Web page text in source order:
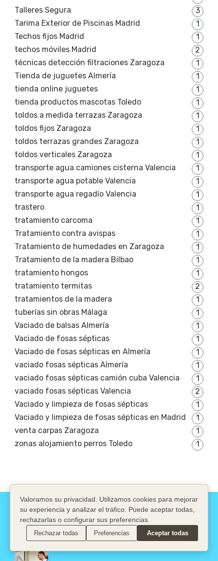
Talleres Segura
3
Tarima Exterior de Piscinas Madrid
1
Techos fijos Madrid
1
techos móviles Madrid
2
técnicas detección filtraciones Zaragoza
1
Tienda de juguetes Almería
1
tienda online juguetes
1
tienda productos mascotas Toledo
1
toldos a medida terrazas Zaragoza
1
toldos fijos Zaragoza
1
toldos terrazas grandes Zaragoza
1
toldos verticales Zaragoza
1
transporte agua camiones cisterna Valencia
1
transporte agua potable Valencia
1
transporte agua regadío Valencia
1
trastero
1
tratamiento carcoma
1
Tratamiento contra avispas
1
Tratamiento de humedades en Zaragoza
1
Tratamiento de la madera Bilbao
1
tratamiento hongos
1
tratamiento termitas
2
tratamientos de la madera
1
tuberías sin obras Málaga
1
Vaciado de balsas Almería
1
Vaciado de fosas sépticas
1
Vaciado de fosas sépticas en Almería
1
vaciado fosas sépticas Almería
1
vaciado fosas sépticas camión cuba Valencia
1
vaciado fosas sépticas Valencia
2
Vaciado y limpieza de fosas sépticas
1
Vaciado y limpieza de fosas sépticas en Madrid
1
venta carpas Zaragoza
1
zonas alojamiento perros Toledo
1
Servicios destacados
Valoramos su privacidad. Utilizamos cookies para mejorar
su experiencia y analizar el tráfico. Puede aceptar todas,
rechazarlas o configurar sus preferencias.
Rechazar todas Preferencias Aceptar todas